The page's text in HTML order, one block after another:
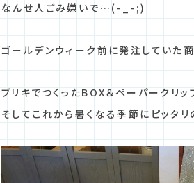
なんせ人ごみ嫌いで…(-_-;)
ゴールデンウィーク前に発注していた
ブリキでつくったBOX＆ペーパークリッ
そしてこれから暑くなる季節にピッタリ